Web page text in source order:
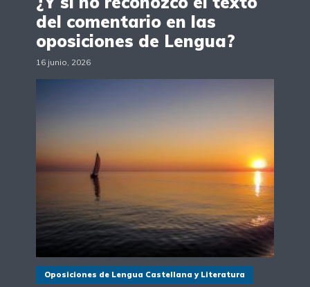
del comentario en las
oposiciones de Lengua?
16 junio, 2026
Oposiciones de Lengua Castellana y Literatura